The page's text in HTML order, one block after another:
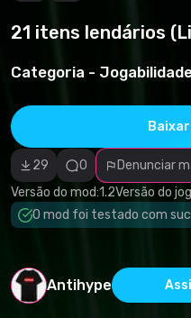
21 itens lendários
Categoria -
Baixar
29 0
Denunciar
Versão do mod:1.2Versão do
O mod foi testado com
Antihype
Denunciar
incorreta
Software
malicioso/vírus
Conteúdo não
funcional
Descrição